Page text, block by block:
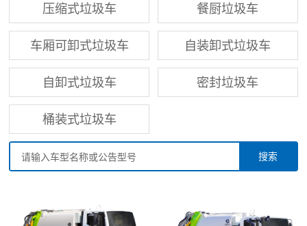
压缩式垃圾车 餐厨垃圾车
车厢可卸式垃圾车 自装卸式垃圾车
自卸式垃圾车 密封垃圾车
桶装式垃圾车